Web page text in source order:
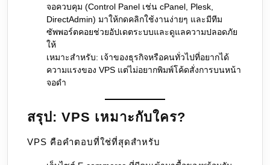
จอควบคุม (Control Panel เช่น cPanel, Plesk,
DirectAdmin) มาให้กดคลิกใช้งานง่ายๆ และมีทีม
ซัพพอร์ตคอยช่วยอัปเดตระบบและดูแลความปลอดภัย
ให้
เหมาะสำหรับ: เจ้าของธุรกิจหรือคนทั่วไปที่อยากได้
ความแรงของ VPS แต่ไม่อยากพิมพ์โค้ดสั่งการบนหน้า
จอดำ
สรุป: VPS เหมาะกับใคร?
VPS คือคำตอบที่ใช่ที่สุดสำหรับ